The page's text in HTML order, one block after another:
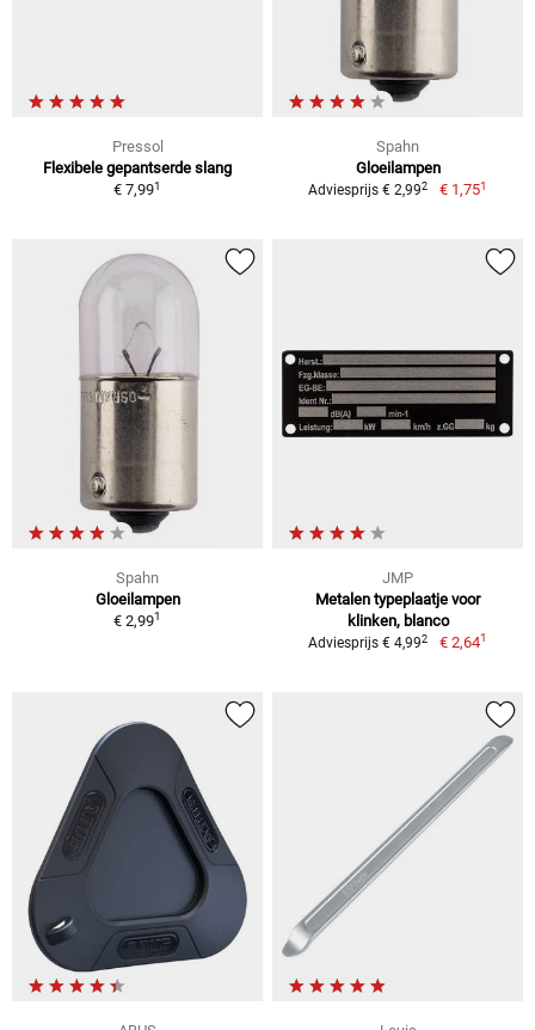
Pressol
Flexibele gepantserde slang
€ 7,991
Spahn
Gloeilampen
Adviesprijs € 2,992 € 1,751
Spahn
Gloeilampen
€ 2,991
JMP
Metalen typeplaatje voor
klinken, blanco
Adviesprijs € 4,992 € 2,641